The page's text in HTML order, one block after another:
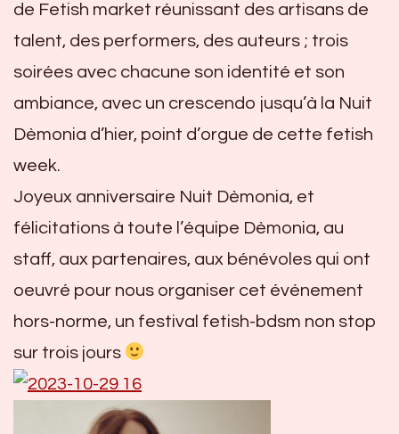
de Fetish market réunissant des artisans de
talent, des performers, des auteurs ; trois
soirées avec chacune son identité et son
ambiance, avec un crescendo jusqu’à la Nuit
Dèmonia d’hier, point d’orgue de cette fetish
week.
Joyeux anniversaire Nuit Dèmonia, et
félicitations à toute l’équipe Dèmonia, au
staff, aux partenaires, aux bénévoles qui ont
oeuvré pour nous organiser cet événement
hors-norme, un festival fetish-bdsm non stop
sur trois jours